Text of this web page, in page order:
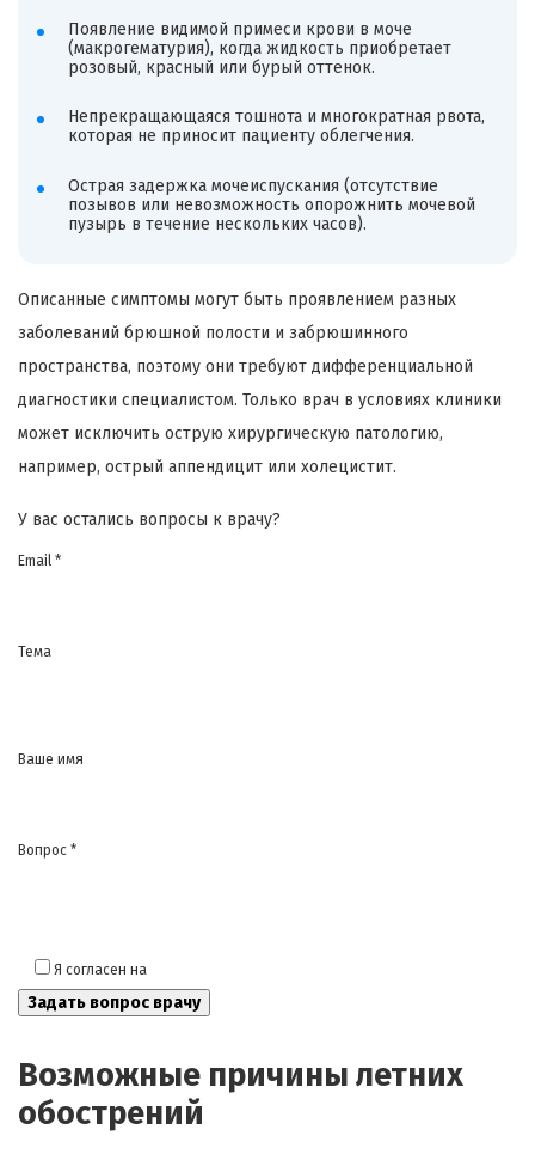
Появление видимой примеси крови в моче
(макрогематурия), когда жидкость приобретает
розовый, красный или бурый оттенок.
Непрекращающаяся тошнота и многократная рвота,
которая не приносит пациенту облегчения.
Острая задержка мочеиспускания (отсутствие
позывов или невозможность опорожнить мочевой
пузырь в течение нескольких часов).
Описанные симптомы могут быть проявлением разных
заболеваний брюшной полости и забрюшинного
пространства, поэтому они требуют дифференциальной
диагностики специалистом. Только врач в условиях клиники
может исключить острую хирургическую патологию,
например, острый аппендицит или холецистит.
У вас остались вопросы к врачу?
Email *
Тема
Ваше имя
Вопрос *
Я согласен на
Возможные причины летних
обострений